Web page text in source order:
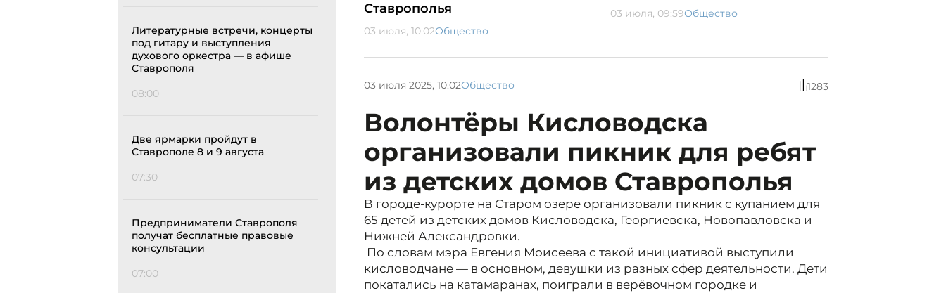
Литературные встречи, концерты
под гитару и выступления
духового оркестра — в афише
Ставрополя
08:00
Две ярмарки пройдут в
Ставрополе 8 и 9 августа
07:30
Предприниматели Ставрополя
получат бесплатные правовые
консультации
07:00
Ставрополья
03 июля, 10:02Общество
03 июля, 09:59Общество
03 июля 2025, 10:02Общество 1283
Волонтёры Кисловодска
организовали пикник для ребят
из детских домов Ставрополья
В городе-курорте на Старом озере организовали пикник с купанием для
65 детей из детских домов Кисловодска, Георгиевска, Новопавловска и
Нижней Александровки.
По словам мэра Евгения Моисеева с такой инициативой выступили
кисловодчане — в основном, девушки из разных сфер деятельности. Дети
покатались на катамаранах, поиграли в верёвочном городке и